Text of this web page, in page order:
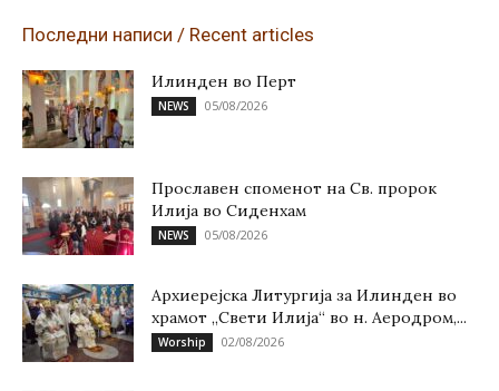
Последни написи / Recent articles
Илинден во Перт
NEWS 05/08/2026
Прославен споменот на Св. пророк
Илија во Сиденхам
NEWS 05/08/2026
Архиерејска Литургија за Илинден во
храмот „Свети Илија“ во н. Аеродром,...
Worship 02/08/2026